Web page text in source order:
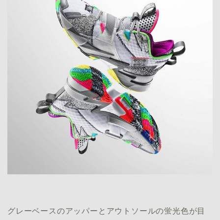
グレーベースのアッパーとアウトソールの蛍光色が目